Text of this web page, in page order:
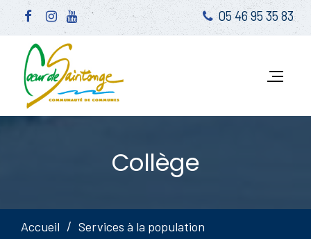
05 46 95 35 83
Collège
Accueil
Services à la population